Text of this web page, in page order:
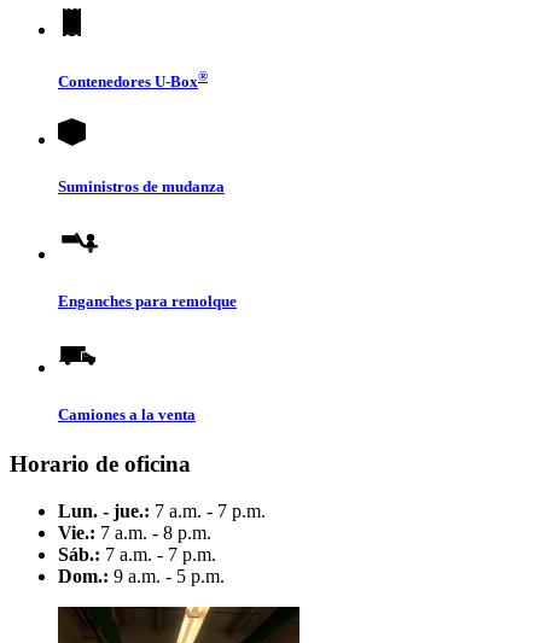
Contenedores U-Box®
Suministros de mudanza
Enganches para remolque
Camiones a la venta
Horario de oficina
Lun. - jue.: 7 a.m. - 7 p.m.
Vie.: 7 a.m. - 8 p.m.
Sáb.: 7 a.m. - 7 p.m.
Dom.: 9 a.m. - 5 p.m.